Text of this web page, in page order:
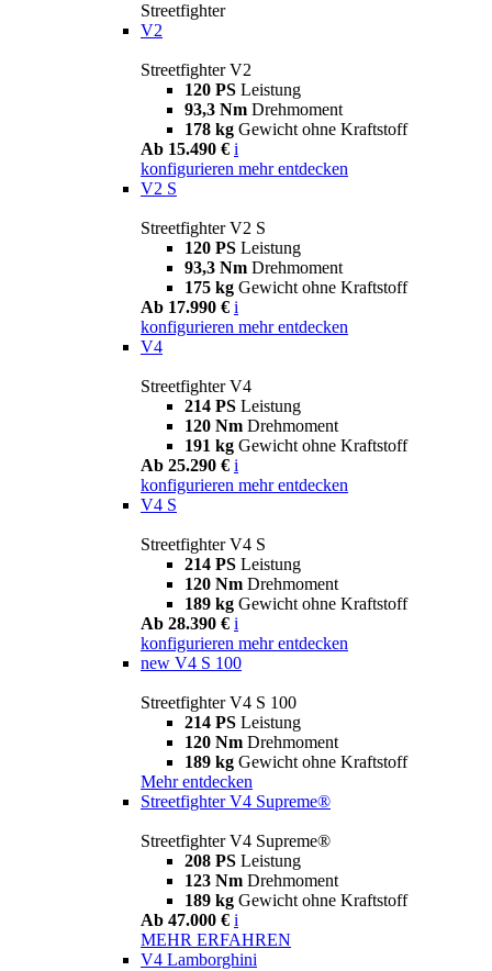
Streetfighter
V2
Streetfighter V2
120 PS Leistung
93,3 Nm Drehmoment
178 kg Gewicht ohne Kraftstoff
Ab 15.490 € i
konfigurieren mehr entdecken
V2 S
Streetfighter V2 S
120 PS Leistung
93,3 Nm Drehmoment
175 kg Gewicht ohne Kraftstoff
Ab 17.990 € i
konfigurieren mehr entdecken
V4
Streetfighter V4
214 PS Leistung
120 Nm Drehmoment
191 kg Gewicht ohne Kraftstoff
Ab 25.290 € i
konfigurieren mehr entdecken
V4 S
Streetfighter V4 S
214 PS Leistung
120 Nm Drehmoment
189 kg Gewicht ohne Kraftstoff
Ab 28.390 € i
konfigurieren mehr entdecken
new V4 S 100
Streetfighter V4 S 100
214 PS Leistung
120 Nm Drehmoment
189 kg Gewicht ohne Kraftstoff
Mehr entdecken
Streetfighter V4 Supreme®
Streetfighter V4 Supreme®
208 PS Leistung
123 Nm Drehmoment
189 kg Gewicht ohne Kraftstoff
Ab 47.000 € i
MEHR ERFAHREN
V4 Lamborghini